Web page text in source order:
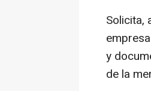
Solicita,
y
de la